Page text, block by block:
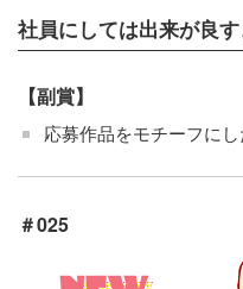
社員にしては出来が良
【副賞】
応募作品をモチーフに
＃025